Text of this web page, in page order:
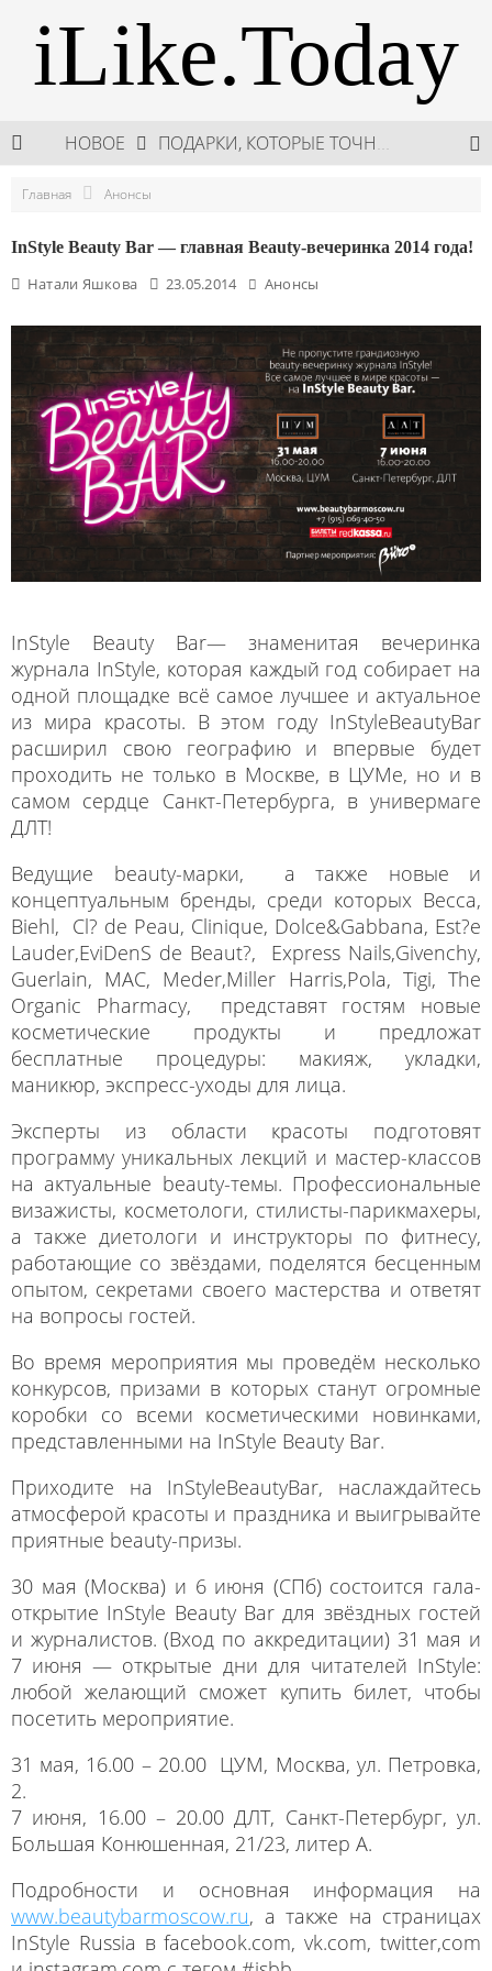
iLike.Today
НОВОЕ
Главная Анонсы
InStyle Beauty Bar — главная Beauty-вечеринка 2014 года!
Натали Яшкова 23.05.2014 Анонсы
InStyle Beauty Bar— знаменитая вечеринка
журнала InStyle, которая каждый год собирает на
одной площадке всё самое лучшее и актуальное
из мира красоты. В этом году InStyleBeautyBar
расширил свою географию и впервые будет
проходить не только в Москве, в ЦУМе, но и в
самом сердце Санкт-Петербурга, в универмаге
ДЛТ!
Ведущие beauty-марки, а также новые и
концептуальным бренды, среди которых Becca,
Biehl, Cl? de Peau, Clinique, Dolce&Gabbana, Est?e
Lauder,EviDenS de Beaut?, Express Nails,Givenchy,
Guerlain, MAC, Meder,Miller Harris,Pola, Tigi, The
Organic Pharmacy, представят гостям новые
косметические продукты и предложат
бесплатные процедуры: макияж, укладки,
маникюр, экспресс-уходы для лица.
Эксперты из области красоты подготовят
программу уникальных лекций и мастер-классов
на актуальные beauty-темы. Профессиональные
визажисты, косметологи, стилисты-парикмахеры,
а также диетологи и инструкторы по фитнесу,
работающие со звёздами, поделятся бесценным
опытом, секретами своего мастерства и ответят
на вопросы гостей.
Во время мероприятия мы проведём несколько
конкурсов, призами в которых станут огромные
коробки со всеми косметическими новинками,
представленными на InStyle Beauty Bar.
Приходите на InStyleBeautyBar, наслаждайтесь
атмосферой красоты и праздника и выигрывайте
приятные beauty-призы.
30 мая (Москва) и 6 июня (СПб) состоится гала-
открытие InStyle Beauty Bar для звёздных гостей
и журналистов. (Вход по аккредитации) 31 мая и
7 июня — открытые дни для читателей InStyle:
любой желающий сможет купить билет, чтобы
посетить мероприятие.
31 мая, 16.00 – 20.00 ЦУМ, Москва, ул. Петровка,
2.
7 июня, 16.00 – 20.00 ДЛТ, Санкт-Петербург, ул.
Большая Конюшенная, 21/23, литер А.
Подробности и основная информация на
www.beautybarmoscow.ru, а также на страницах
InStyle Russia в facebook.com, vk.com, twitter,com